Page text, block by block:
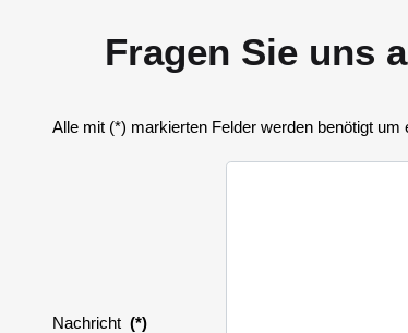
Fragen Sie uns
Alle mit (*) markierten Felder werden benötigt um
Nachricht (*)